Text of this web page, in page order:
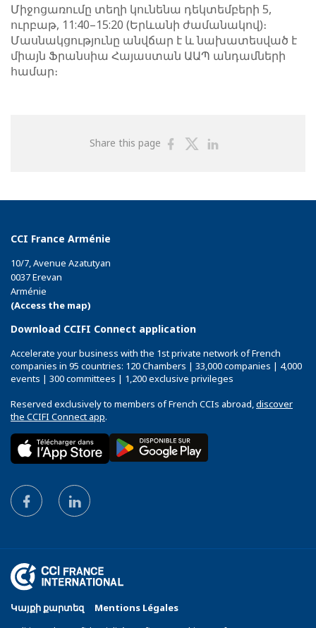
Միջոցառումը տեղի կունենա դեկտեմբերի 5,
ուրբաթ, 11:40–15:20 (Երևանի ժամանակով)։
Մասնակցությունը անվճար է և նախատեսված է
միայն Ֆրանսիա Հայաստան ԱԱՊ անդամների
համար։
Share this page
ShareShare
CCI France Arménie
10/7, Avenue Azatutyan
0037 Erevan
Arménie
(Access the map)
Download CCIFI Connect application
Accelerate your business with the 1st private network of French
companies in 95 countries: 120 Chambers | 33,000 companies | 4,000
events | 300 committees | 1,200 exclusive privileges
Reserved exclusively to members of French CCIs abroad,discover
the CCIFI Connect app.
Կայքի քարտեզ
Mentions Légales